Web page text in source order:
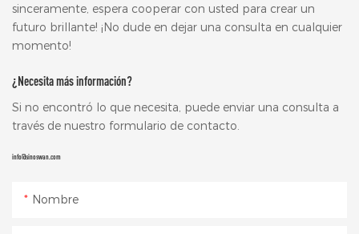
sinceramente, espera cooperar con usted para crear un
futuro brillante! ¡No dude en dejar una consulta en cualquier
momento!
¿Necesita más información?
Si no encontró lo que necesita, puede enviar una consulta a
través de nuestro formulario de contacto.
info@sinoswan.com
Nombre